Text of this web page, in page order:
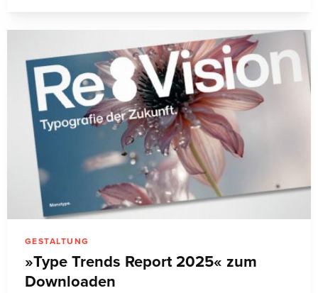
GESTALTUNG
»Type Trends Report 2025« zum
Downloaden